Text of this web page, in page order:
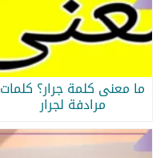
ما معنى كلمة جرار؟ كلمات
مرادفة لجرار